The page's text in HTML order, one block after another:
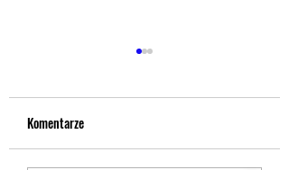
Kontakt telefoniczny
Komentarze